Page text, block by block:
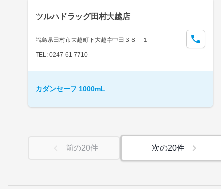
ツルハドラッグ田村大越店
福島県田村市大越町下大越字中田３８－１
TEL: 0247-61-7710
カダンセーフ 1000mL
前の20件 次の20件